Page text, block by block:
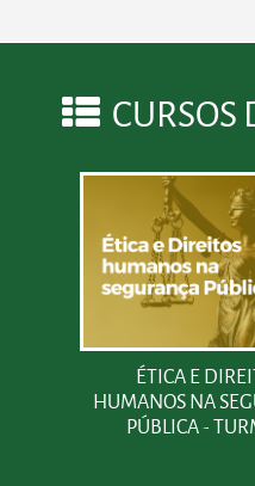
CURSOS
ÉTICA E
HUMANOS NA
PÚBLICA -